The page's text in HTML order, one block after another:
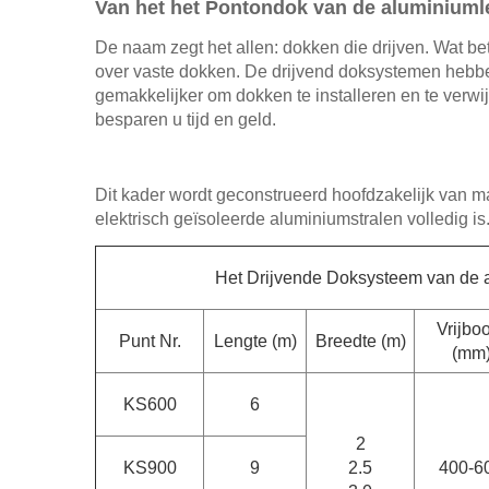
Van het het Pontondok van de
De naam zegt het allen: dokken die drijven. Wat
over vaste dokken. De drijvend doksystemen
gemakkelijker om dokken te installeren en te
besparen u tijd en geld.
Dit kader wordt geconstrueerd hoofdzakelijk van
elektrisch geïsoleerde aluminiumstralen volledig
Het Drijvende Doksysteem van de
Punt Nr. Lengte (m) Breedte (m)
KS600 6
2
2.5
400-
KS900 9